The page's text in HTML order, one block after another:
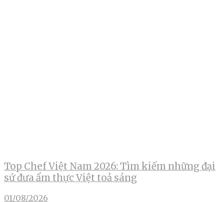
Top Chef Việt Nam 2026: Tìm kiếm những đại
sứ đưa ẩm thực Việt toả sáng
01/08/2026